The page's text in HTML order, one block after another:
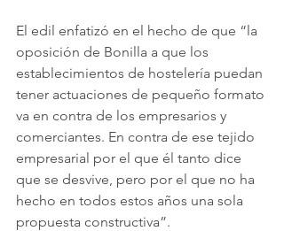
El edil enfatizó en el hecho de que “la
oposición de Bonilla a que los
establecimientos de hostelería puedan
tener actuaciones de pequeño formato
va en contra de los empresarios y
comerciantes. En contra de ese tejido
empresarial por el que él tanto dice
que se desvive, pero por el que no ha
hecho en todos estos años una sola
propuesta constructiva”.